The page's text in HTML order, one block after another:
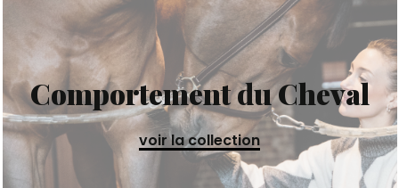
Comportement du Cheval
voir la collection